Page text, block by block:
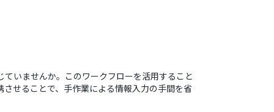
いませんか。このワークフローを活用すること
せることで、手作業による情報入力の手間を省